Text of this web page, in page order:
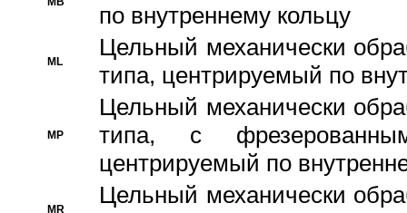
по внутреннему кольцу
ML
Цельный механически
типа, центрируемый по
MP
Цельный механически
типа, с
центрируемый по
MR
Цельный механически